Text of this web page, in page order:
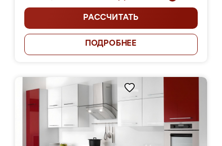
РАССЧИТАТЬ
ПОДРОБНЕЕ